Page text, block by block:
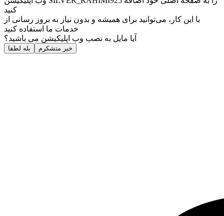
کنید
با این کار، می‌توانید برای همیشه و بدون نیاز به بروز ‌رسانی از
خدمات ما استفاده کنید
آیا مایل به نصب وب اپلیکیشن می باشید؟
بله لطفا خیر متشکرم